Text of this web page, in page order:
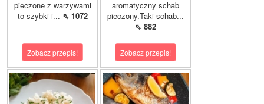
pieczone z warzywami
to szybki i... ⇖ 1072
Zobacz przepis!
aromatyczny schab
pieczony.Taki schab...
⇖ 882
Zobacz przepis!